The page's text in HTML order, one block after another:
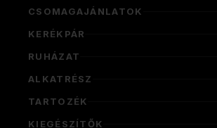
CSOMAGAJÁNLATOK
KERÉKPÁR
RUHÁZAT
ALKATRÉSZ
TARTOZÉK
KIEGÉSZÍTŐK